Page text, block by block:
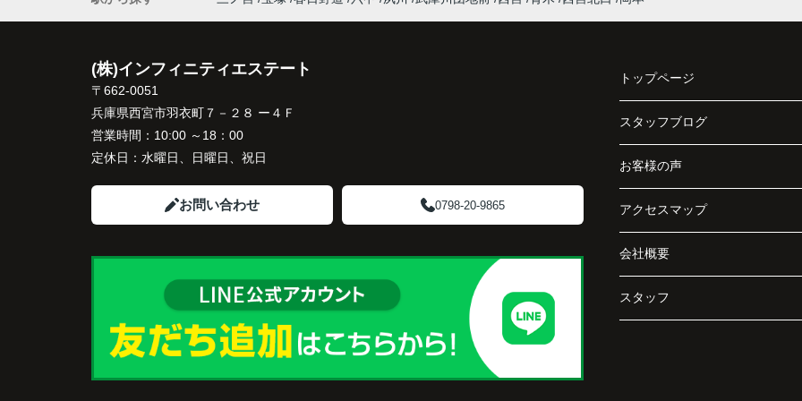
住み替え先とのスケジュールや資金計画まで丁
寧にサポートしてくださいました。
販売活動では、西宮北口駅へのアクセス、阪急
将来も安心して暮らせる住環境を詳しく紹介し
ていただきました。
購入されたご家族は、
「子育てにも便利で、とても住みやすそうです
ね。」
住み替え後は掃除の時間も短くなり、夫婦で外
「立地も良く、長期保有したい物件です。」
ことになりました。
長年守ってきた資産を安心して引き継ぐことが
でき、家族全員が納得できる売却となりまし
た。
(株)インフィニティエステート
〒662-0051
兵庫県西宮市羽衣町７－２８ ー４Ｆ
営業時間： 10:00 ～18：00
定休日： 水曜日、日曜日、祝日
お問い合わせ 0798-20-9865
トップページ
スタッフブログ
お客様の声
アクセスマップ
会社概要
スタッフ